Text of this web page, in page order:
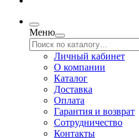
Меню
Личный кабинет
О компании
Каталог
Доставка
Оплата
Гарантия и возврат
Сотрудничество
Контакты